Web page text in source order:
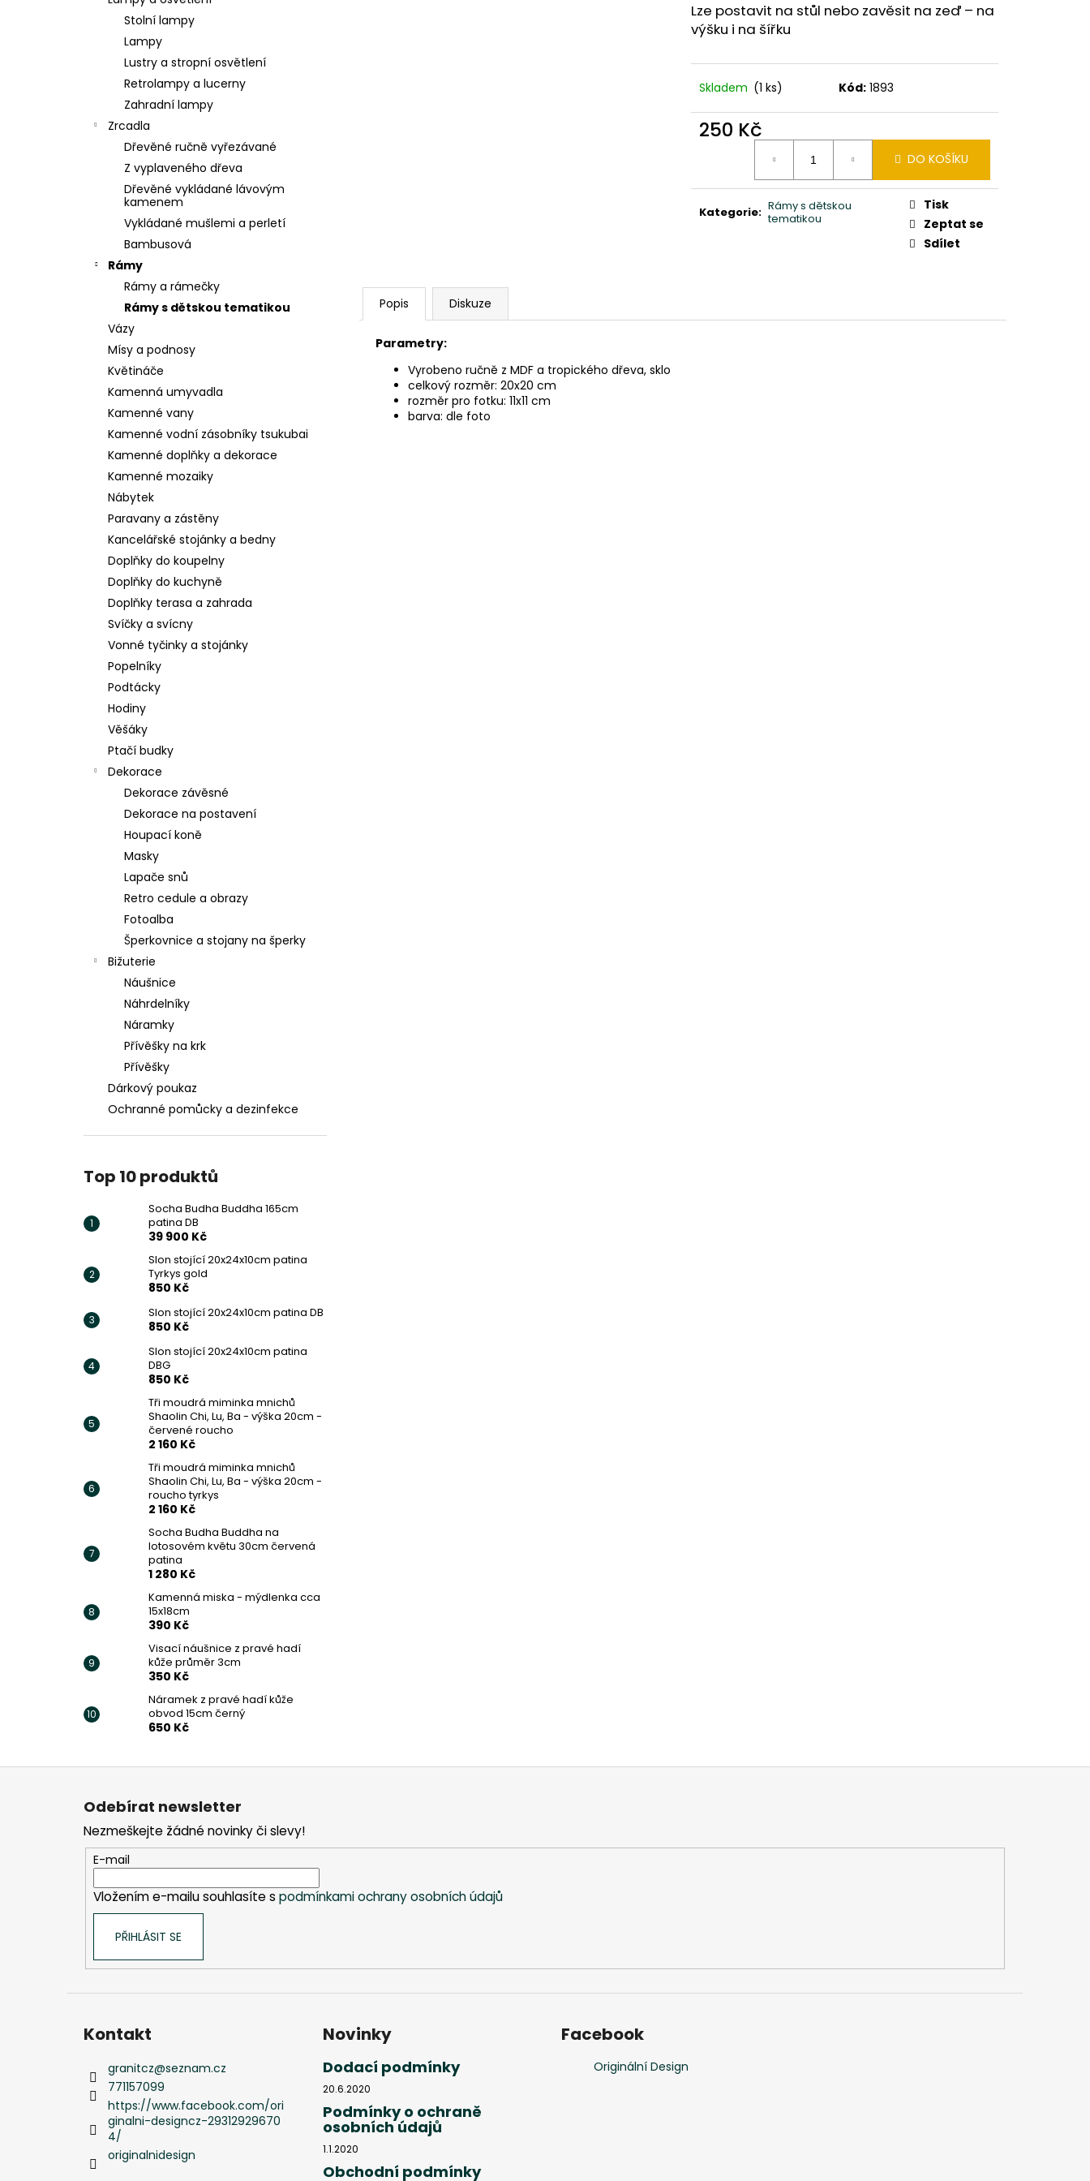
Stolní lampy
Lampy
Lustry a stropní osvětlení
Retrolampy a lucerny
Zahradní lampy
Zrcadla
Dřevěné ručně vyřezávané
Z vyplaveného dřeva
Dřevěné vykládané lávovým
kamenem
Vykládané mušlemi a perletí
Bambusová
Rámy
Rámy a rámečky
Rámy s dětskou tematikou
Vázy
Mísy a podnosy
Květináče
Kamenná umyvadla
Kamenné vany
Kamenné vodní zásobníky tsukubai
Kamenné doplňky a dekorace
Kamenné mozaiky
Nábytek
Paravany a zástěny
Kancelářské stojánky a bedny
Doplňky do koupelny
Doplňky do kuchyně
Doplňky terasa a zahrada
Svíčky a svícny
Vonné tyčinky a stojánky
Popelníky
Podtácky
Hodiny
Věšáky
Ptačí budky
Dekorace
Dekorace závěsné
Dekorace na postavení
Houpací koně
Masky
Lapače snů
Retro cedule a obrazy
Fotoalba
Šperkovnice a stojany na šperky
Bižuterie
Náušnice
Náhrdelníky
Náramky
Přívěšky na krk
Přívěšky
Dárkový poukaz
Ochranné pomůcky a dezinfekce
Top 10 produktů
Socha Budha Buddha 165cm
patina DB
39 900 Kč
Slon stojící 20x24x10cm patina
Tyrkys gold
850 Kč
Slon stojící 20x24x10cm patina DB
850 Kč
Slon stojící 20x24x10cm patina
DBG
850 Kč
Tři moudrá miminka mnichů
Shaolin Chi, Lu, Ba - výška 20cm -
červené roucho
2 160 Kč
Tři moudrá miminka mnichů
Shaolin Chi, Lu, Ba - výška 20cm -
roucho tyrkys
2 160 Kč
Socha Budha Buddha na
lotosovém květu 30cm červená
patina
1 280 Kč
Kamenná miska - mýdlenka cca
15x18cm
390 Kč
Visací náušnice z pravé hadí
kůže průměr 3cm
350 Kč
Náramek z pravé hadí kůže
obvod 15cm černý
650 Kč
Lze postavit na stůl nebo zavěsit na zeď – na
výšku i na šířku
Skladem (1 ks) Kód: 1893
250 Kč
DO KOŠÍKU
Kategorie: Rámy s dětskou
tematikou
Tisk
Zeptat se
Sdílet
Popis Diskuze
Parametry:
Vyrobeno ručně z MDF a tropického dřeva, sklo
celkový rozměr: 20x20 cm
rozměr pro fotku: 11x11 cm
barva: dle foto
SOCHA BUDHA BUDDHA 165CM PATINA
39 900 Kč
SLON STOJÍCÍ 20X24X10CM PATINA DB
Z
Odebírat newsletter
Nezmeškejte žádné novinky či slevy!
E-mail
Vložením e-mailu souhlasíte s podmínkami ochrany osobních údajů
PŘIHLÁSIT SE
Kontakt
granitcz@seznam.cz
771157099
https://www.facebook.com/ori
ginalni-designcz-29312929670
4/
originalnidesign
Novinky
Dodací podmínky
20.6.2020
Podmínky o ochraně
osobních údajů
1.1.2020
Obchodní podmínky
Facebook
Originální Design